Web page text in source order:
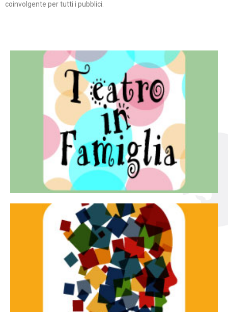
coinvolgente per tutti i pubblici.
Teatro in famiglia
Teatro In Famiglia è una rassegna di teatro concepita
per far condividere e godere del teatro all’intera
famiglia.
Continua
Tracce dinamiche
Tracce Dinamiche è una rassegna di teatro
d’innovazione e sperimentale.
Continua